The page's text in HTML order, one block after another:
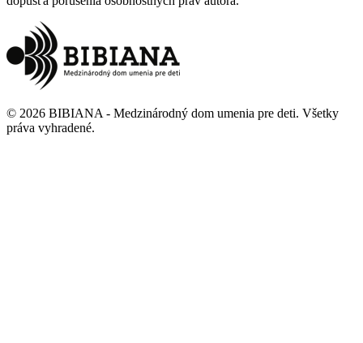
© 2026 BIBIANA - Medzinárodný dom umenia pre deti. Všetky
práva vyhradené.